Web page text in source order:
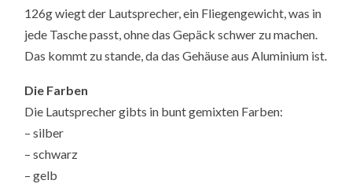
126g wiegt der Lautsprecher, ein Fliegengewicht, was in
jede Tasche passt, ohne das Gepäck schwer zu machen.
Das kommt zu stande, da das Gehäuse aus Aluminium ist.
Die Farben
Die Lautsprecher gibts in bunt gemixten Farben:
– silber
– schwarz
– gelb